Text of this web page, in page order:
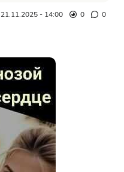
21.11.2025 - 14:00 0 0